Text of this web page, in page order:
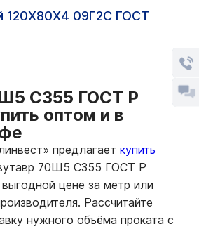
120Х80Х4 09Г2С ГОСТ
С355 ГОСТ Р
оптом и в
предлагает купить
70Ш5 С355 ГОСТ Р
цене за метр или
Рассчитайте
нужного объёма проката с